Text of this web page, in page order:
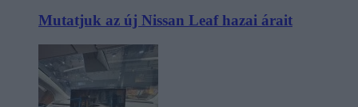
Mutatjuk az új Nissan Leaf hazai árait